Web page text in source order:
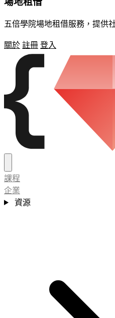
五倍學院場地租借服務，提供
關於 註冊 登入
課程
企業
資源